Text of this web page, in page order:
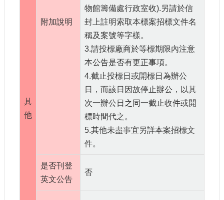
其
他
附加說明
物館籌備處行政室收).另請於信
封上註明索取本標案招標文件名
稱及案號等字樣。
3.請投標廠商於等標期限內注意
本公告是否有更正事項。
4.截止投標日或開標日為辦公
日，而該日因故停止辦公，以其
次一辦公日之同一截止收件或開
標時間代之。
5.其他未盡事宜另詳本案招標文
件。
是否刊登
英文公告
否